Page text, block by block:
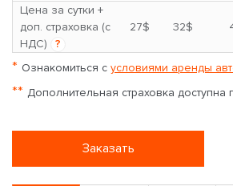
Цена за сутки +
доп. страховка (с
НДС)
?
27$ 32$
* Ознакомиться с условиями аренды
** Дополнительная страховка доступна
Заказать